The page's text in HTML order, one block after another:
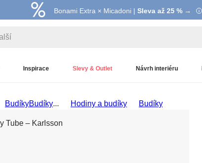
Bonami Extra × Micadoni | Sleva až 25 % →
Summer Sale |Ušetřete až 40 % →
Inspirace Slevy & Outlet Návrh interiéru
BudíkyBudíky... Hodiny a budíky Budíky